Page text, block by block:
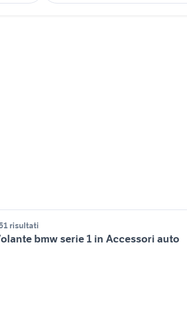
risultati
bmw serie 1 in Accessori auto